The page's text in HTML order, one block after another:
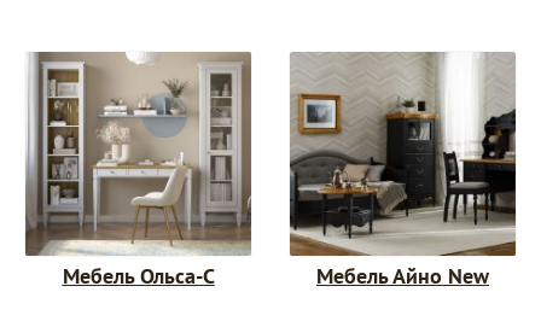
Мебель Ольса-С Мебель Айно New